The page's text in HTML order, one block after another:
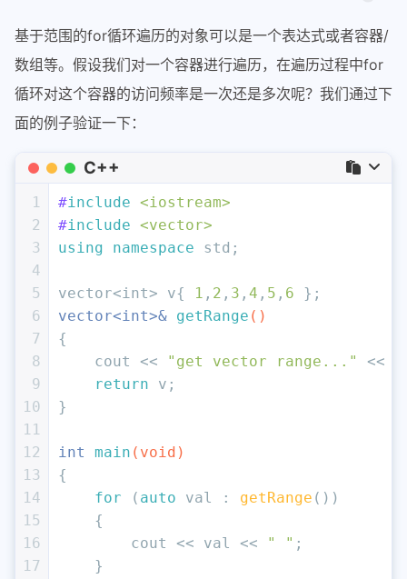
基于范围的for循环遍历的对象可以是一个表达式或者容器/
数组等。假设我们对一个容器进行遍历，在遍历过程中for
循环对这个容器的访问频率是一次还是多次呢？我们通过下
面的例子验证一下：
C++
1
2
3
4
5
6
7
8
9
10
11
12
13
14
15
16
17
#include <iostream>
#include <vector>
using
namespace std;
vector<int> v{ 1 , 2 , 3 , 4 , 5 , 6 };
vector<int>& getRange ()
{
    cout <<
"get vector range..."
<<
return v;
}
int main ( void )
{
for ( auto val : getRange ())
    {
        cout << val <<
" " ;
    }